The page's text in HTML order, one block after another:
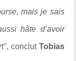
mais je sais
hâte d’avoir
, conclut Tobias